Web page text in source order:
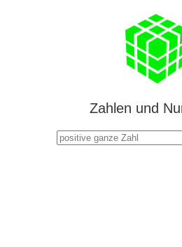
Zahlen und